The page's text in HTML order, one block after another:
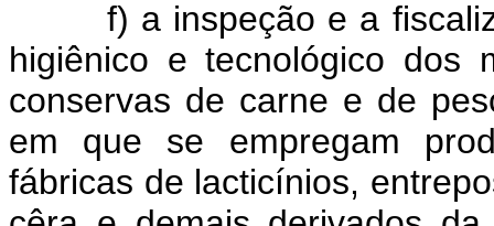
f) a inspeção e a
higiênico e tecnológico dos
conservas de carne e de
em que se empregam
fábricas de lacticínios,